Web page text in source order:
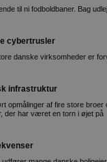
til ni fodboldbaner. Bag
cybertrusler
danske virksomheder er
infrastruktur
opmålinger af fire store broer
der har været en torn i øjet på